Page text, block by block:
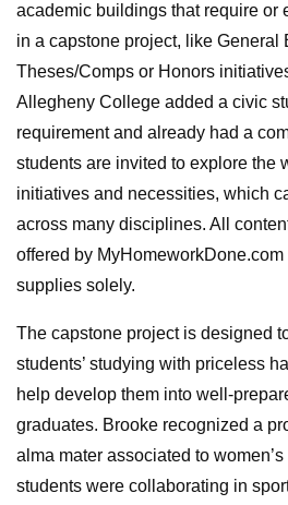
academic buildings that require or
in a capstone project, like General
Theses/Comps or Honors
Allegheny College added a civic
requirement and already had a
students are invited to explore the
initiatives and necessities, which
across many disciplines. All
offered by
supplies solely.
The capstone project is designed
students’ studying with priceless
help develop them into well-
graduates. Brooke recognized a
alma mater associated to
students were collaborating in